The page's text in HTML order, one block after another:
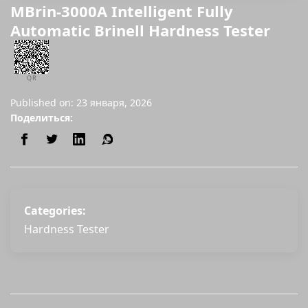
MBrin-3000A Intelligent Fully
Automatic Brinell Hardness Tester
QR
Published on: 23 января, 2026
Поделиться:
Categories:
Hardness Tester